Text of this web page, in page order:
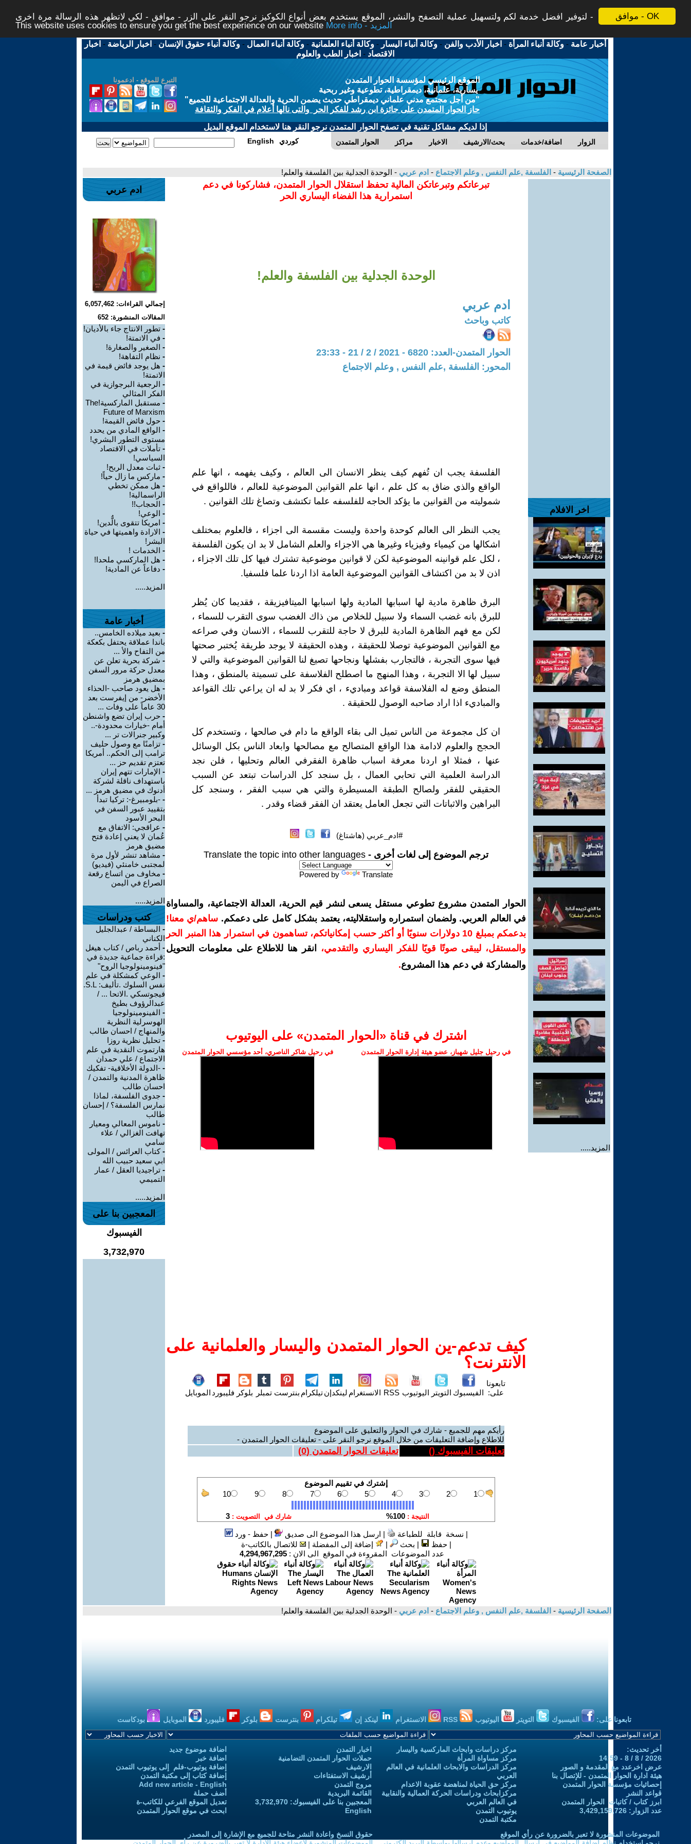
موافق - OK
لتوفير افضل خدمة لكم ولتسهيل عملية التصفح والنشر، الموقع يستخدم بعض أنواع الكوكيز نرجو النقر على الزر - موافق - لكي لاتظهر هذه الرسالة مرة اخرى -
This website uses cookies to ensure you get the best experience on our website
More info - المزيد
أخبار عامة -وكالة أنباء المرأة - اخبار الأدب والفن -وكالة أنباء اليسار -وكالة أنباء العلمانية -وكالة أنباء العمال -وكالة أنباء حقوق الإنسان - اخبار الرياضة - اخبار
الاقتصاد - اخبار الطب والعلوم
التبرع للموقع - ادعمونا
الموقع الرئيسي لمؤسسة الحوار المتمدن
يسارية، علمانية، ديمقراطية، تطوعية وغير ربحية
"من أجل مجتمع مدني علماني ديمقراطي حديث يضمن الحرية والعدالة الاجتماعية للجميع"
حاز الحوار المتمدن على جائزة ابن رشد للفكر الحر والتى نالها أعلام في الفكر والثقافة
إذا لديكم مشاكل تقنية في تصفح الحوار المتمدن نرجو النقر هنا لاستخدام الموقع البديل
الحوار المتمدن مراكز الاخبار بحث/الارشيف اضافة/خدمات الزوار English كوردي
الصفحة الرئيسية - الفلسفة ,علم النفس , وعلم الاجتماع - ادم عربي - الوحدة الجدلية بين الفلسفة والعلم!
اخر الافلام
المزيد.....
تبرعاتكم وتبرعاتكن المالية تحفظ استقلال الحوار المتمدن، فشاركونا في دعم
استمرارية هذا الفضاء اليساري الحر
الوحدة الجدلية بين الفلسفة والعلم!
ادم عربي
كاتب وباحث
الحوار المتمدن-العدد: 6820 - 2021 / 2 / 21 - 23:33
المحور: الفلسفة ,علم النفس , وعلم الاجتماع
الفلسفة يجب ان تُفهم كيف ينظر الانسان الى العالم ، وكيف يفهمه ، انها علم
الواقع والذي ضاق به كل علم ، انها علم القوانين الموضوعية للعالم ، فاللواقع في
شموليته من القوانين ما يؤكد الحاجه للفلسفه علما تكتشف وتصاغ تلك القوانين .
يجب النظر الى العالم كوحدة واحدة وليست مقسمة الى اجزاء ، فالعلوم بمختلف
اشكالها من كيمياء وفيزياء وغيرها هي الاجزاء والعلم الشامل لا بد ان يكون الفلسفة
، لكل علم قوانينه الموضوعية لكن لا قوانين موضوعية تشترك فيها كل تلك الاجزاء ،
اذن لا بد من اكتشاف القوانين الموضوعية العامة اذا اردنا علما فلسفيا.
البرق ظاهرة مادية لها اسبابها المادية ولها اسبابها الميتافيزيقة ، فقديما كان يُظر
للبرق بانه غضب السماء ولا سبيل للخلاص من ذاك الغضب سوى التقرب للسماء ،
لكن مع فهم الظاهرة المادية للبرق لا حاجة للتقرب للسماء ، الانسان وفي صراعه
مع القوانين الموضوعية توصلا للحقيقة ، وهذه الحقيقة لا يوجد طريقة يُختبر صحتها
فيها سوى التجربة ، فالتجارب بفشلها ونجاحها تصيغ لنا القوانين الموضوعية والتي لا
سبيل لها الا التجربة ، وهذا المنهج ما اصطلح الفلاسفة على تسميتة بالمنطق ، وهذا
المنطق وضع له الفلاسفة قواعد ومباديء ، اي فكر لا بد له ان يراعي تلك القواعد
والمباديء اذا اراد صاحبه الوصول للحقيقة .
ان كل مجموعة من الناس تميل الى بقاء الواقع ما دام في صالحها ، وتستخدم كل
الحجج والعلوم لادامة هذا الواقع المتصالح مع مصالحها وابعاد الناس بكل الوسائل
عنها ، فمثلا او اردنا معرفة اسباب ظاهرة الفقرفي العالم وتحليها ، فلن نجد
الدراسة العلمية التي تحابي العمال ، بل سنجد كل الدراسات تبتعد عن السبب
الحقيقي للفقر ولصالح الطبقة المسيطرة والتي هي سبب الفقر ، وسنجد كل
البراهين والاثباتات التي تجعل العامل يعتقد ان الفقر قضاء وقدر .
#ادم_عربي (هاشتاغ)
ترجم الموضوع إلى لغات أخرى - Translate the topic into other languages
Powered by Translate
الحوار المتمدن مشروع تطوعي مستقل يسعى لنشر قيم الحرية، العدالة الاجتماعية، والمساواة
في العالم العربي. ولضمان استمراره واستقلاليته، يعتمد بشكل كامل على دعمكم. ساهم/ي معنا!
بدعمكم بمبلغ 10 دولارات سنويًا أو أكثر حسب إمكانياتكم، تساهمون في استمرار هذا المنبر الحر
والمستقل، ليبقى صوتًا قويًا للفكر اليساري والتقدمي،
انقر هنا للاطلاع على معلومات التحويل
والمشاركة في دعم هذا المشروع.
اشترك في قناة ‫«الحوار المتمدن» على اليوتيوب
في رحيل جليل شهباز، عضو هيئة إدارة الحوار المتمدن في رحيل شاكر الناصري، أحد مؤسسي الحوار المتمدن
كيف تدعم-ين الحوار المتمدن واليسار والعلمانية على
الانترنت؟
تابعونا
على: الفيسبوك التويتر اليوتيوب RSS الانستغرام لينكدإنتيلكرام بنترست تمبلر بلوكر فليبورد الموبايل
رأيكم مهم للجميع - شارك في الحوار والتعليق على الموضوع
للاطلاع وإضافة التعليقات من خلال الموقع نرجو النقر على - تعليقات الحوار المتمدن -
تعليقات الفيسبوك () تعليقات الحوار المتمدن (0
)
| نسخة قابلة للطباعة | ارسل هذا الموضوع الى صديق |حفظ - ورد
|حفظ | بحث | إضافة إلى المفضلة |
للاتصال بالكاتب-ة
عدد الموضوعات المقروءة في الموقع الى الان : 4,294,967,295
ادم عربي
إجمالي القراءات: 6,057,462
المقالات المنشورة: 652
- تطور الانتاج جاء بالأديان!
- في الاتمتة!
- الصغير والصغارة!
- نظام التفاهة!
- هل يوجد فائض قيمة في
الاتمتة!
- الرجعية البرجوازية في
الفكر المثالي
-
مستقبل الماركسية!The
Future of Marxism
- حول فائض القيمة!
- الواقع المادي من يحدد
مستوى التطور البشري!
- تأملات في الاقتصاد
السياسي!
- ثبات معدل الربح!
- ماركس ما زال حياً!
- هل ممكن تخطي
الراسمالية!
- الحجاب!!
- الوعي!
- امريكا تتقوى بالٌّدين!
- الارادة واهميتها في حياة
البشر!
- الخدمات !
- هل الماركسي ملحدا!
- دفاعاً عن المادية!
المزيد.....
أخبار عامة
- بعيد ميلاده الخامس..
باندا عملاقة يحتفل بكعكة
من التفاح والأ ...
- شركة بحرية تعلن عن
معدل حركة مرور السفن
بمضيق هرمز
- هل يعود صاحب -الحذاء
الأخضر- من إيفرست بعد
30 عاماً على وفات ...
- حرب إيران تضع واشنطن
أمام -خيارات محدودة-..
وكبير جنرالات تر ...
- تزامنًا مع وصول حليف
ترامب إلى الحكم.. أمريكا
تعتزم تقديم حز ...
- الإمارات تتهم إيران
باستهداف ناقلة لشركة
أدنوك في مضيق هرمز ...
- -بلومبيرغ-: تركيا تبدأ
بتقييد عبور السفن في
البحر الأسود
- عراقجي: الاتفاق مع
عُمان لا يعني إعادة فتح
مضيق هرمز
- مشاهد تنشر لأول مرة
لمجتبى خامنئي (فيديو)
- مخاوف من اتساع رقعة
الصراع في اليمن
المزيد.....
كتب ودراسات
- البساطة / عبدالجليل
الكناني
- أحمد رباص / كتاب هيغل
:قراءة جماعية جديدة في
"فينومينولوجيا الروح"
- الوعي كمشكلة في علم
نفس السلوك .تأليف: S.L.
فيجوتسكي .الاتحا ... /
عبدالرؤوف بطيخ
- الفينومينولوجيا
الهوسرلية النظرية
والمنهاج / احسان طالب
- تحليل نظرية روزا
هارتموت النقدية في علم
الاجتماع / علي حمدان
- -الدولة الأخلاقية- تفكيك
ظاهرة المدنية والتمدن /
احسان طالب
- جدوى الفلسفة، لماذا
نمارس الفلسفة؟ / إحسان
طالب
- ناموس المعالي ومعيار
تهافت الغزالي / علاء
سامي
-كتاب العرائس / المولى
ابي سعيد حبيب الله
- تراجيديا العقل / عمار
التميمي
المزيد.....
المعجبين بنا على
الفيسبوك
3,732,970
الصفحة الرئيسية - الفلسفة ,علم النفس , وعلم الاجتماع - ادم عربي - الوحدة الجدلية بين الفلسفة والعلم!
تابعونا على: الفيسبوك التويتر اليوتيوب الانستغرام لينكد إن تيلكرام بنترست بلوكر فليبورد الموبايل بودكاست
أخر تحديث:
2026 / 8 / 8 - 14:59
عرض اخرعدد مع المقدمة و الصور
هيئة ادارة الحوار المتمدن - للإتصال بنا
إحصائيات مؤسسة الحوار المتمدن
قواعد النشر
ابرز كتاب / كاتبات الحوار المتمدن
عدد الزوار: 3,429,159,726
مركز دراسات وابحاث الماركسية واليسار
مركز مساواة المرأة
مركز الدراسات والابحاث العلمانية في العالم
العربي
مركز حق الحياة لمناهضة عقوبة الاعدام
مركزابحاث ودراسات الحركة العمالية والنقابية
في العالم العربي
يوتيوب التمدن
مكتبة التمدن
اخبار التمدن
حملات الحوار المتمدن التضامنية
الارشيف
أرشيف الاستفتاءات
مروج التمدن
القائمة البريدية
المعجبين بنا على الفيسبوك: 3,732,970
English
اضافة موضوع جديد
اضافة خبر
إضافة يوتيوب-فلم إلى يوتيوب التمدن
إضافة كتاب إلى مكتبة التمدن
Add new article - English
أضف حملة
تعديل الموقع الفرعي للكاتب-ة
ابحث في موقع الحوار المتمدن
الموضوعات المنشورة لا تعبر بالضرورة عن رأي الموقع
حقوق النسخ واعادة النشر متاحة للجميع مع الإشارة إلى المصدر